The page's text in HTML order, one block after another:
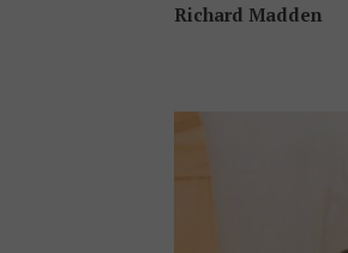
Richard Madden